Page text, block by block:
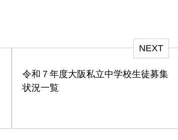
NEXT
令和７年度大阪私立中学校生徒募集
状況一覧